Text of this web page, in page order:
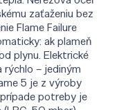
zaťaženiu bez
Flame Failure
ak plameň
plynu. Elektrické
rýchlo – jediným
5 je z výroby
potreby je